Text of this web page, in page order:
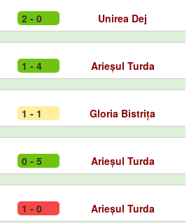
2 - 0 Unirea Dej
1 - 4 Arieșul Turda
1 - 1 Gloria Bistrița
0 - 5 Arieșul Turda
1 - 0 Arieșul Turda